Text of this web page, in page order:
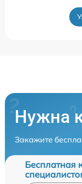
Нужна
Закажите
Бесплатная